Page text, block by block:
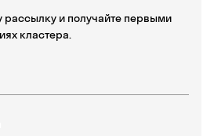
рассылку и получайте первыми
кластера.